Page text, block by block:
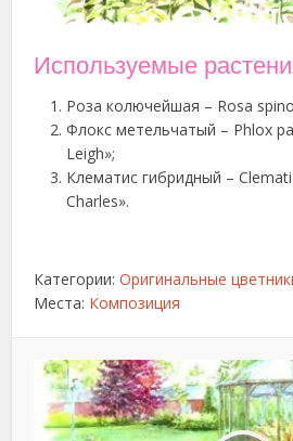
Используемые
Роза колючейшая – Rosa
Флокс метельчатый – Phlox
Leigh»;
Клематис гибридный –
Charles».
Категории:Оригинальные
Места: Композиция